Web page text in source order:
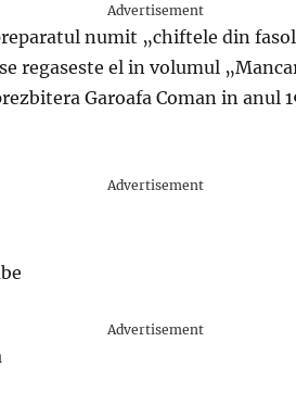
Advertisement
numit „chiftele din
regaseste el in volumul
Garoafa Coman in anul
Advertisement
Advertisement